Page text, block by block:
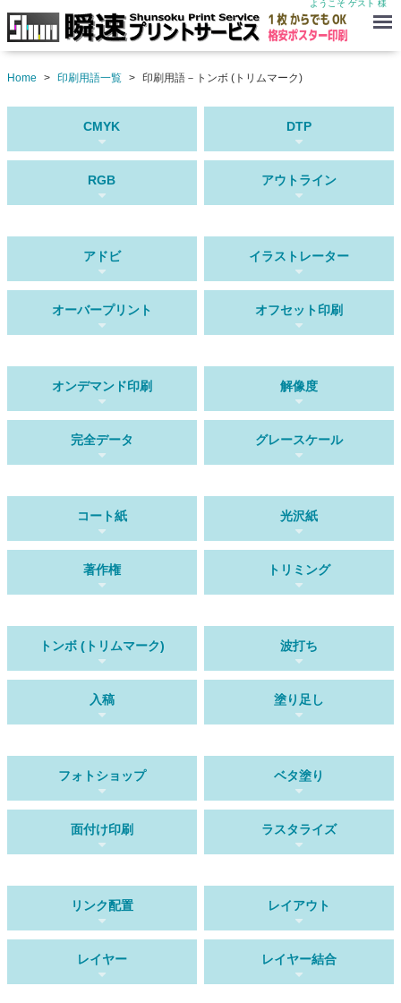
ようこそ ゲスト 様
Menu
Home 印刷用語一覧 印刷用語－トンボ (トリムマーク)
CMYK DTP
RGB アウトライン
アドビ イラストレーター
オーバープリント オフセット印刷
オンデマンド印刷 解像度
完全データ グレースケール
コート紙 光沢紙
著作権 トリミング
トンボ (トリムマーク) 波打ち
入稿 塗り足し
フォトショップ ベタ塗り
面付け印刷 ラスタライズ
リンク配置 レイアウト
レイヤー レイヤー結合